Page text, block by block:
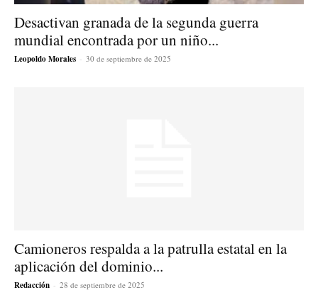
Desactivan granada de la segunda guerra
mundial encontrada por un niño...
Leopoldo Morales - 30 de septiembre de 2025
Camioneros respalda a la patrulla estatal en la
aplicación del dominio...
Redacción - 28 de septiembre de 2025